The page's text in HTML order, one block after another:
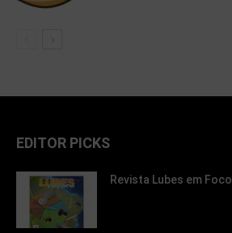
EDITOR PICKS
Revista Lubes em